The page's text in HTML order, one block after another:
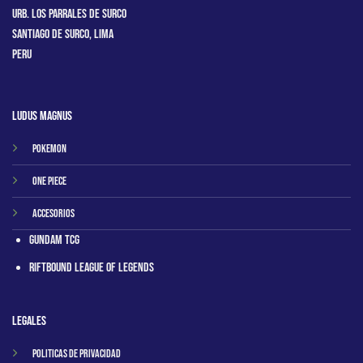
Urb. Los Parrales de Surco
Santiago de Surco, Lima
Peru
Ludus Magnus
Pokemon
One Piece
Accesorios
Gundam TCG
RIftbound League of Legends
Legales
Politicas de privacidad